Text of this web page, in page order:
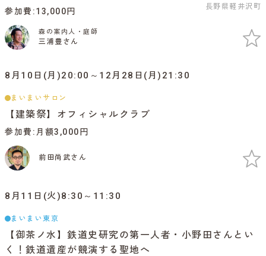
長野県軽井沢町
参加費 13,000円
森の案内人・庭師
三浦豊さん
8月10日(月)20:00～12月28日(月)21:30
まいまいサロン
【建築祭】オフィシャルクラブ
参加費 月額3,000円
前田尚武さん
8月11日(火)8:30～11:30
まいまい東京
【御茶ノ水】鉄道史研究の第一人者・小野田さんとい
く！鉄道遺産が競演する聖地へ